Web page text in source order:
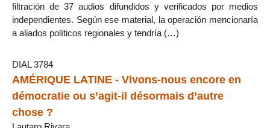
filtración de 37 audios difundidos y verificados por medios
independientes. Según ese material, la operación mencionaría
a aliados políticos regionales y tendría (…)
DIAL 3784
AMÉRIQUE LATINE - Vivons-nous encore en
démocratie ou s’agit-il désormais d’autre
chose ?